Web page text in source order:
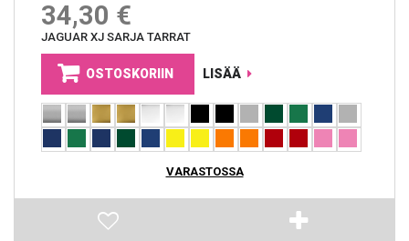
34,30 €
JAGUAR XJ SARJA TARRAT
OSTOSKORIIN LISÄÄ
VARASTOSSA